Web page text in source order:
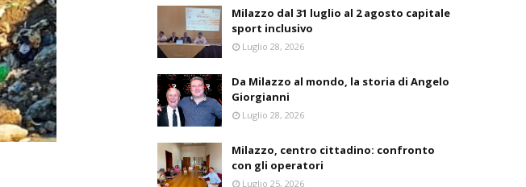
Milazzo dal 31 luglio al 2 agosto capitale
sport inclusivo
Luglio 28, 2026
Da Milazzo al mondo, la storia di Angelo
Giorgianni
Luglio 28, 2026
Milazzo, centro cittadino: confronto
con gli operatori
Luglio 25, 2026